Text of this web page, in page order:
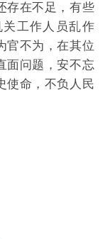
存在不足，有些
工作人员乱作
官不为，在其位
面问题，安不忘
使命，不负人民